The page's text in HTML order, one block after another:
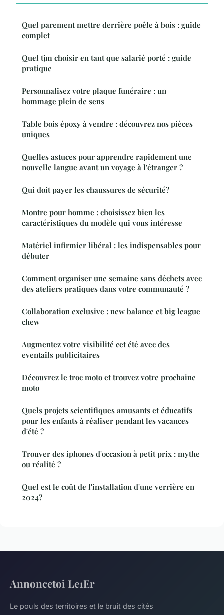
Quel parement mettre derrière poêle à bois : guide
complet
Quel tjm choisir en tant que salarié porté : guide
pratique
Personnalisez votre plaque funéraire : un
hommage plein de sens
Table bois époxy à vendre : découvrez nos pièces
uniques
Quelles astuces pour apprendre rapidement une
nouvelle langue avant un voyage à l'étranger ?
Qui doit payer les chaussures de sécurité?
Montre pour homme : choisissez bien les
caractéristiques du modèle qui vous intéresse
Matériel infirmier libéral : les indispensables pour
débuter
Comment organiser une semaine sans déchets avec
des ateliers pratiques dans votre communauté ?
Collaboration exclusive : new balance et big league
chew
Augmentez votre visibilité cet été avec des
eventails publicitaires
Découvrez le troc moto et trouvez votre prochaine
moto
Quels projets scientifiques amusants et éducatifs
pour les enfants à réaliser pendant les vacances
d'été ?
Trouver des iphones d'occasion à petit prix : mythe
ou réalité ?
Quel est le coût de l'installation d'une verrière en
2024?
Annoncetoi Le1Er
Le pouls des territoires et le bruit des cités